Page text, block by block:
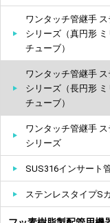
ワンタッチ管継手
シリーズ（真円形
チューブ）
ワンタッチ管継手
シリーズ（長円形
チューブ）
ワンタッチ管継手
シリーズ
SUS316インサート
ステンレスタイプS